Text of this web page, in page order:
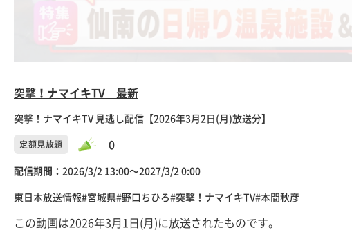
突撃！ナマイキTV 最新
突撃！ナマイキTV 見逃し配信【2026年3月2日(月)放送分】
定額見放題 0
配信期間： 2026/3/2 13:00〜2027/3/2 0:00
東日本放送情報#宮城県#野口ちひろ#突撃！ナマイキTV#本間秋彦
この動画は2026年3月1日(月)に放送されたものです。